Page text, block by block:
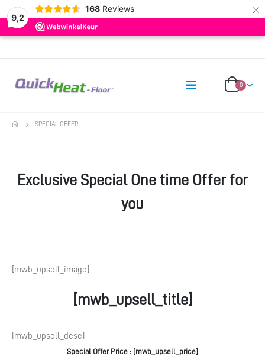
9,2
168 Reviews ×
0
SPECIAL OFFER
Exclusive Special One time Offer for
you
[mwb_upsell_image]
[mwb_upsell_title]
[mwb_upsell_desc]
Special Offer Price : [mwb_upsell_price]